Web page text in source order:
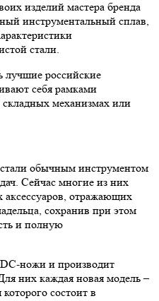
изделий мастера бренда
инструментальный сплав,
стали.
лучшие российские
себя рамками
складных механизмах или
обычным инструментом
Сейчас многие из них
отражающих
сохранив при этом
и полную
ножи и производит
них каждая новая модель –
состоит в